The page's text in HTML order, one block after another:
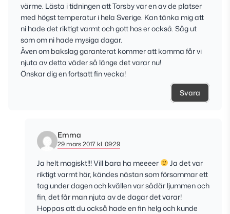
värme. Lästa i tidningen att Torsby var en av de platser
med högst temperatur i hela Sverige. Kan tänka mig att
ni hade det riktigt varmt och gott hos er också. Såg ut
som om ni hade mysiga dagar.
Även om bakslag garanterat kommer att komma får vi
njuta av detta väder så länge det varar nu!
Önskar dig en fortsatt fin vecka!
Svara
Emma
29 mars 2017 kl. 09:29
Ja helt magiskt!!! Vill bara ha meeeer
Ja det var
riktigt varmt här, kändes nästan som försommar ett
tag under dagen och kvällen var sådär ljummen och
fin, det får man njuta av de dagar det varar!
Hoppas att du också hade en fin helg och kunde